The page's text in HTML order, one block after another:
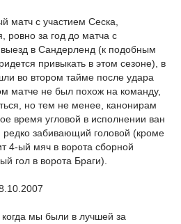
матч с участием Сеска,
ровно за год до матча с
в Сандерленд (к подобным
привыкать в этом сезоне), в
во втором тайме после удара
матче не был похож на команду,
но тем не менее, канонирам
время угловой в исполнении ван
забивающий головой (кроме
4-ый мяч в ворота сборной
гол в ворота Браги).
мы были в лучшей за